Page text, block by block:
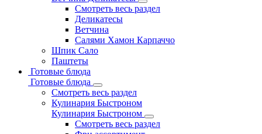
Смотреть весь раздел
Деликатесы
Ветчина
Салями Хамон Карпаччо
Шпик Сало
Паштеты
Готовые блюда
Готовые блюда
Смотреть весь раздел
Кулинария Быстроном
Кулинария Быстроном
Смотреть весь раздел